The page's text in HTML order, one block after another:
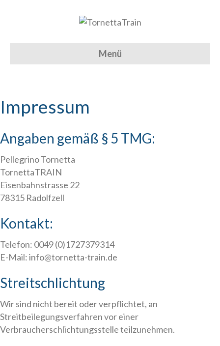
Menü
Impressum
Angaben gemäß § 5 TMG:
Pellegrino Tornetta
TornettaTRAIN
Eisenbahnstrasse 22
78315 Radolfzell
Kontakt:
Telefon: 0049 (0)1727379314
E-Mail: info@tornetta-train.de
Streitschlichtung
Wir sind nicht bereit oder verpflichtet, an
Streitbeilegungsverfahren vor einer
Verbraucherschlichtungsstelle teilzunehmen.